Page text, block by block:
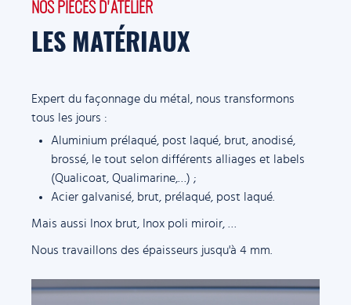
NOS PIÈCES D'ATELIER
LES MATÉRIAUX
Expert du façonnage du métal, nous transformons
tous les jours :
Aluminium prélaqué, post laqué, brut, anodisé,
brossé, le tout selon différents alliages et labels
(Qualicoat, Qualimarine,…) ;
Acier galvanisé, brut, prélaqué, post laqué.
Mais aussi Inox brut, Inox poli miroir, …
Nous travaillons des épaisseurs jusqu'à 4 mm.